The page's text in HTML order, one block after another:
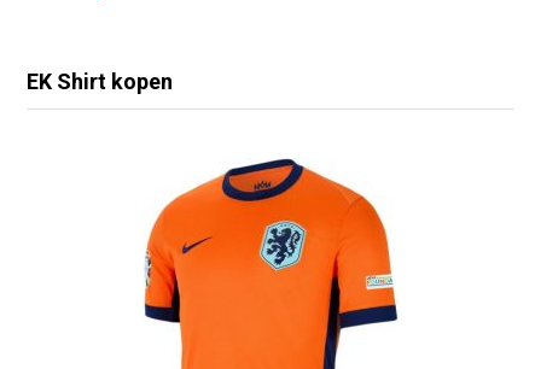
EK Shirt kopen